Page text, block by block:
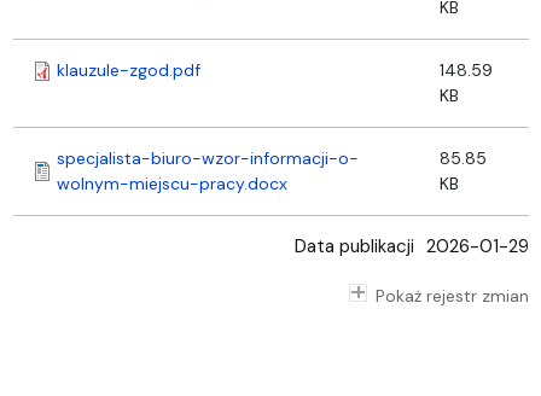
KB
klauzule-zgod.pdf
148.59
KB
specjalista-biuro-wzor-informacji-o-
wolnym-miejscu-pracy.docx
85.85
KB
Data publikacji 2026-01-29
Pokaż rejestr zmian